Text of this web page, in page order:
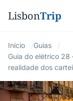
LisbonTrip
Início
Guias
Guia do elétrico
realidade dos